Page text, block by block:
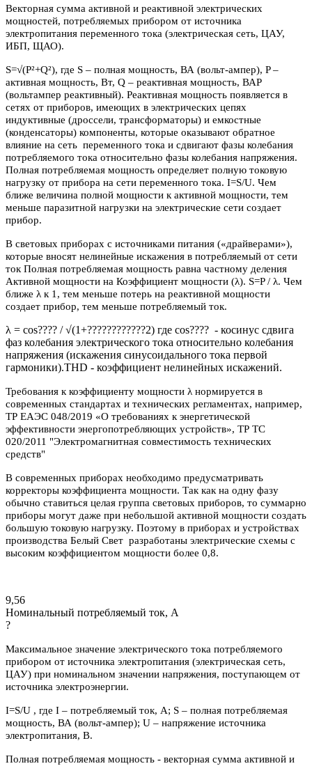
Векторная сумма активной и реактивной электрических
мощностей, потребляемых прибором от источника
электропитания переменного тока (электрическая сеть, ЦАУ,
ИБП, ЩАО).
S=√(P²+Q²), где S – полная мощность, ВА (вольт-ампер), P –
активная мощность, Вт, Q – реактивная мощность, ВАР
(вольтампер реактивный). Реактивная мощность появляется в
сетях от приборов, имеющих в электрических цепях
индуктивные (дроссели, трансформаторы) и емкостные
(конденсаторы) компоненты, которые оказывают обратное
влияние на сеть переменного тока и сдвигают фазы колебания
потребляемого тока относительно фазы колебания напряжения.
Полная потребляемая мощность определяет полную токовую
нагрузку от прибора на сети переменного тока. I=S/U. Чем
ближе величина полной мощности к активной мощности, тем
меньше паразитной нагрузки на электрические сети создает
прибор.
В световых приборах с источниками питания («драйверами»),
которые вносят нелинейные искажения в потребляемый от сети
ток Полная потребляемая мощность равна частному деления
Активной мощности на Коэффициент мощности (λ). S=P / λ. Чем
ближе λ к 1, тем меньше потерь на реактивной мощности
создает прибор, тем меньше потребляемый ток.
λ = cos???? / √(1+????????????2) где cos???? - косинус сдвига
фаз колебания электрического тока относительно колебания
напряжения (искажения синусоидального тока первой
гармоники).THD - коэффициент нелинейных искажений.
Требования к коэффициенту мощности λ нормируется в
современных стандартах и технических регламентах, например,
ТР ЕАЭС 048/2019 «О требованиях к энергетической
эффективности энергопотребляющих устройств», ТР ТС
020/2011 "Электромагнитная совместимость технических
средств"
В современных приборах необходимо предусматривать
корректоры коэффициента мощности. Так как на одну фазу
обычно ставиться целая группа световых приборов, то суммарно
приборы могут даже при небольшой активной мощности создать
большую токовую нагрузку. Поэтому в приборах и устройствах
производства Белый Свет разработаны электрические схемы с
высоким коэффициентом мощности более 0,8.
9,56
Номинальный потребляемый ток, А
?
Максимальное значение электрического тока потребляемого
прибором от источника электропитания (электрическая сеть,
ЦАУ) при номинальном значении напряжения, поступающем от
источника электроэнергии.
I=S/U , где I – потребляемый ток, А; S – полная потребляемая
мощность, ВА (вольт-ампер); U – напряжение источника
электропитания, В.
Полная потребляемая мощность - векторная сумма активной и